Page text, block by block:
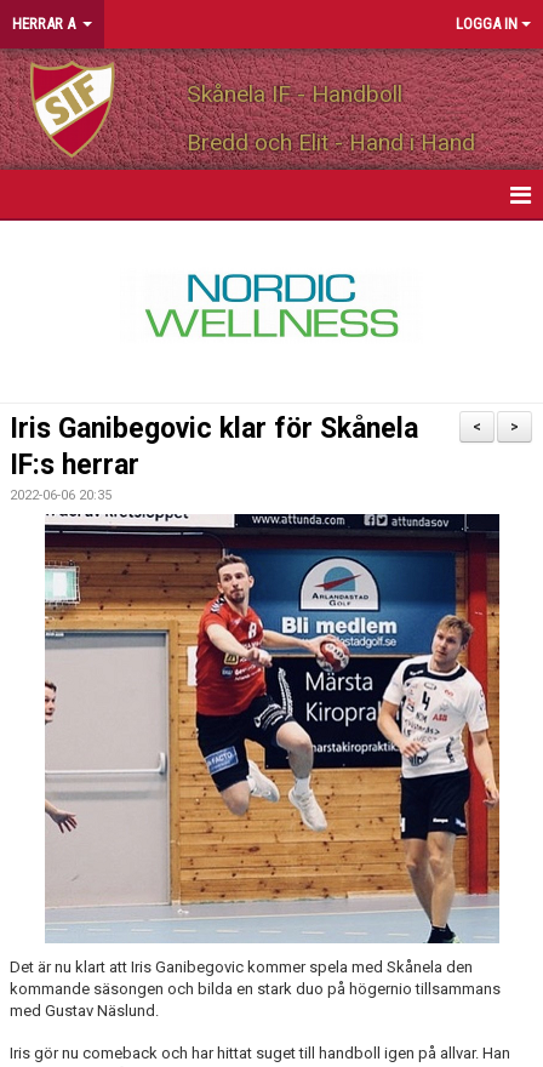
HERRAR A LOGGA IN
Skånela IF - Handboll
Bredd och Elit - Hand i Hand
TRUPPEN
PERSONLIGA PARTNERS
BILDGALLERI
DOKUMENT
>
<
Iris Ganibegovic klar för Skånela
IF:s herrar
2022-06-06 20:35
Det är nu klart att Iris Ganibegovic kommer spela med Skånela den
kommande säsongen och bilda en stark duo på högernio tillsammans
med Gustav Näslund.
Iris gör nu comeback och har hittat suget till handboll igen på allvar. Han